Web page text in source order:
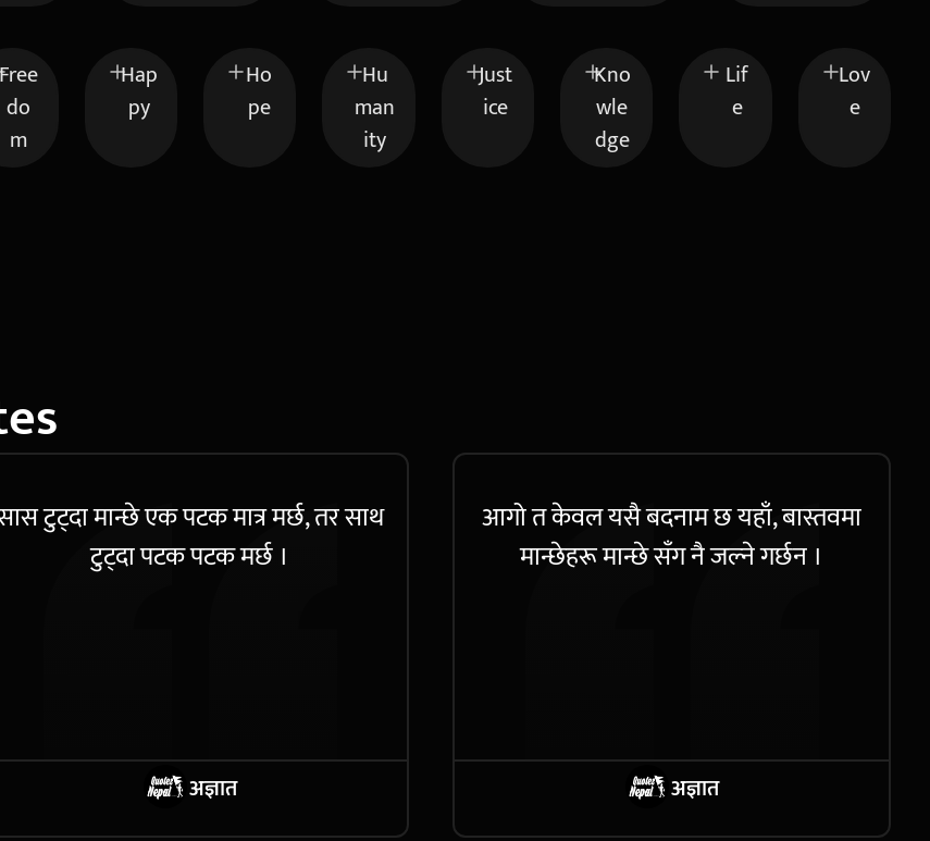
Free
do
m
Hap
py
Ho
pe
Hu
man
ity
Just
ice
Kno
wle
dge
Lif
e
Lov
e
टुट्दा मान्छे एक पटक मात्र मर्छ, तर साथ
टुट्दा पटक पटक मर्छ ।
अज्ञात
आगो त केवल यसै बदनाम छ यहाँ, बास्तवमा
मान्छेहरू मान्छे सँग नै जल्ने गर्छन ।
अज्ञात